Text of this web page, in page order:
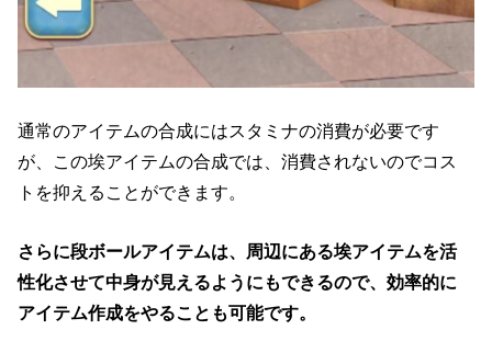
通常のアイテムの合成にはスタミナの消費が必要です
が、この埃アイテムの合成では、消費されないのでコス
トを抑えることができます。
さらに段ボールアイテムは、周辺にある埃アイテムを活
性化させて中身が見えるようにもできるので、効率的に
アイテム作成をやることも可能です。